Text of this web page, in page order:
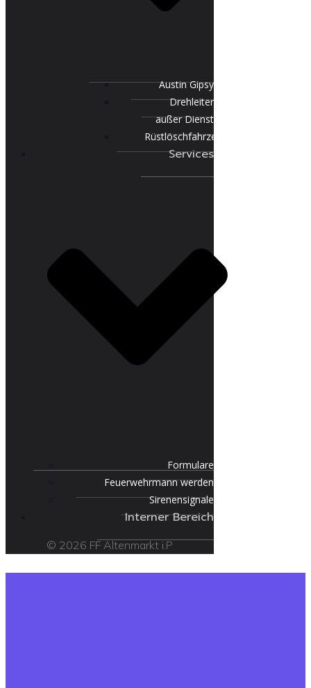
Austin Gipsy
Drehleiter
außer Dienst
Rüstlöschfahrzeug
Services
Formulare
Feuerwehrmann werden
Sirenensignale
Interner Bereich
© 2026 FF Altenmarkt i.P